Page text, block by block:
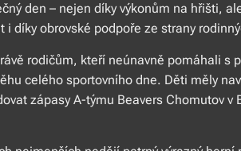
den – nejen díky výkonům na hřišti,
i díky obrovské podpoře ze strany
rodičům, kteří neúnavně pomáhali s
celého sportovního dne. Děti měly
zápasy A-týmu Beavers Chomutov